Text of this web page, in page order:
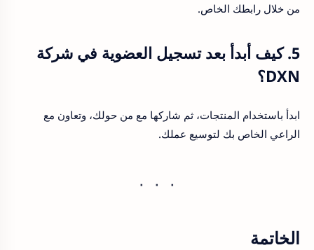
من خلال رابطك الخاص.
5. كيف أبدأ بعد تسجيل العضوية في شركة
DXN؟
ابدأ باستخدام المنتجات، ثم شاركها مع من حولك، وتعاون مع
الراعي الخاص بك لتوسيع عملك.
الخاتمة